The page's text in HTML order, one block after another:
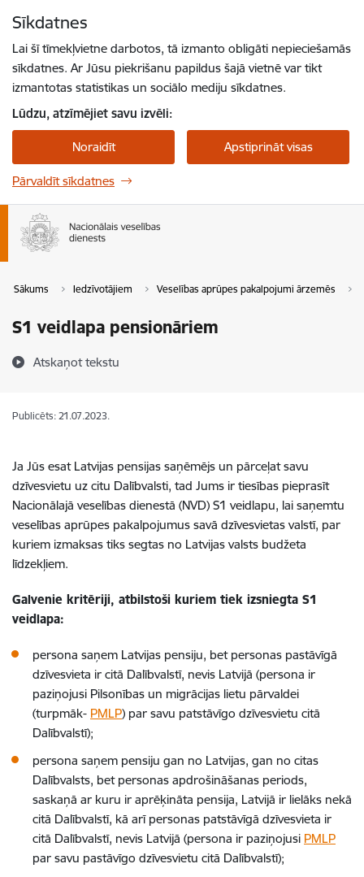
Sīkdatnes
Lai šī tīmekļvietne darbotos, tā izmanto obligāti nepieciešamās
sīkdatnes. Ar Jūsu piekrišanu papildus šajā vietnē var tikt
izmantotas statistikas un sociālo mediju sīkdatnes.
Lūdzu, atzīmējiet savu izvēli:
Noraidīt Apstiprināt visas
Pārvaldīt sīkdatnes
Sākums Iedzīvotājiem Veselības aprūpes pakalpojumi ārzemēs
S1 veidlapa pensionāriem
Atskaņot tekstu
Publicēts: 21.07.2023.
Ja Jūs esat Latvijas pensijas saņēmējs un pārceļat savu
dzīvesvietu uz citu Dalībvalsti, tad Jums ir tiesības pieprasīt
Nacionālajā veselības dienestā (NVD) S1 veidlapu, lai saņemtu
veselības aprūpes pakalpojumus savā dzīvesvietas valstī, par
kuriem izmaksas tiks segtas no Latvijas valsts budžeta
līdzekļiem.
Galvenie kritēriji, atbilstoši kuriem tiek izsniegta S1
veidlapa:
persona saņem Latvijas pensiju, bet personas pastāvīgā
dzīvesvieta ir citā Dalībvalstī, nevis Latvijā (persona ir
paziņojusi Pilsonības un migrācijas lietu pārvaldei
(turpmāk- PMLP) par savu patstāvīgo dzīvesvietu citā
Dalībvalstī);
persona saņem pensiju gan no Latvijas, gan no citas
Dalībvalsts, bet personas apdrošināšanas periods,
saskaņā ar kuru ir aprēķināta pensija, Latvijā ir lielāks nekā
citā Dalībvalstī, kā arī personas patstāvīgā dzīvesvieta ir
citā Dalībvalstī, nevis Latvijā (persona ir paziņojusi PMLP
par savu pastāvīgo dzīvesvietu citā Dalībvalstī);